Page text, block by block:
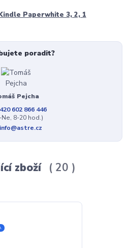
Paperwhite 3, 2, 1
poradit?
Pejcha
602 866 446
Ne, 8-20 hod.)
info@astre.cz
zboží 20